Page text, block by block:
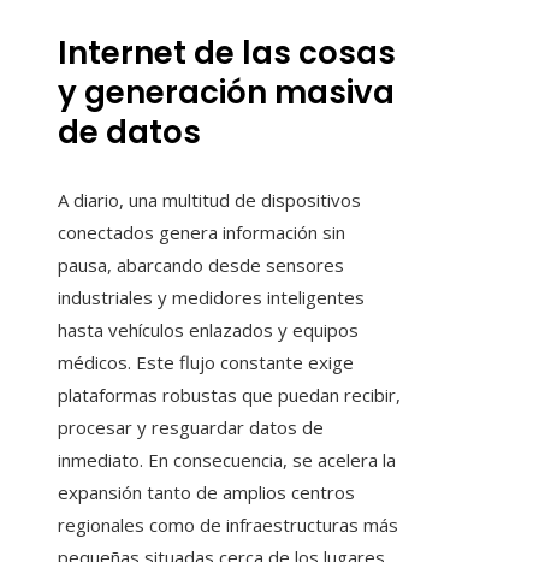
Internet de las cosas
y generación masiva
de datos
A diario, una multitud de dispositivos
conectados genera información sin
pausa, abarcando desde sensores
industriales y medidores inteligentes
hasta vehículos enlazados y equipos
médicos. Este flujo constante exige
plataformas robustas que puedan recibir,
procesar y resguardar datos de
inmediato. En consecuencia, se acelera la
expansión tanto de amplios centros
regionales como de infraestructuras más